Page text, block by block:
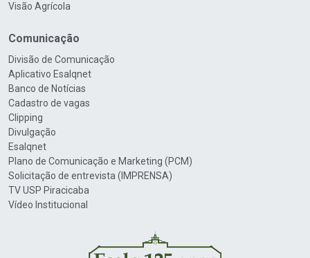
Visão Agrícola
Comunicação
Divisão de Comunicação
Aplicativo Esalqnet
Banco de Notícias
Cadastro de vagas
Clipping
Divulgação
Esalqnet
Plano de Comunicação e Marketing (PCM)
Solicitação de entrevista (IMPRENSA)
TV USP Piracicaba
Vídeo Institucional